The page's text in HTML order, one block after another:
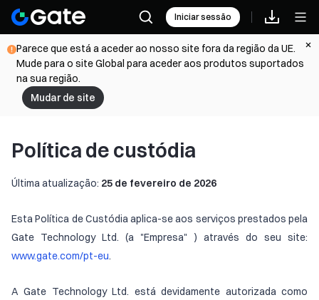
Iniciar sessão
Parece que está a aceder ao nosso site fora da região da UE.
Mude para o site Global para aceder aos produtos suportados
na sua região.
Mudar de site
Política de custódia
Última atualização: 25 de fevereiro de 2026
Esta Política de Custódia aplica-se aos serviços prestados pela
Gate Technology Ltd. (a "Empresa" ) através do seu site:
www.gate.com/pt-eu.
A Gate Technology Ltd. está devidamente autorizada como